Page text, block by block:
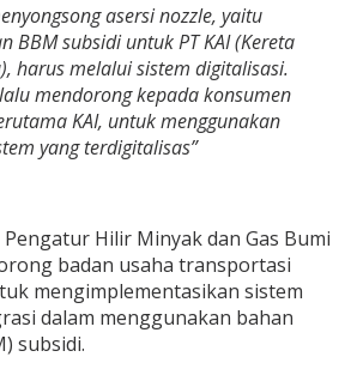
asersi nozzle, yaitu
BBM subsidi untuk PT KAI (Kereta
harus melalui sistem digitalisasi.
mendorong kepada konsumen
KAI, untuk menggunakan
yang terdigitalisas”
Pengatur Hilir Minyak dan Gas Bumi
badan usaha transportasi
mengimplementasikan sistem
dalam menggunakan bahan
subsidi.